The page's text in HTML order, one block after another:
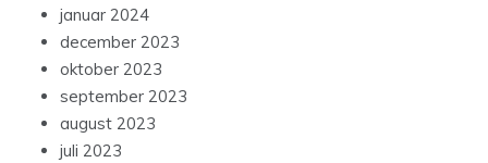
januar 2024
december 2023
oktober 2023
september 2023
august 2023
juli 2023